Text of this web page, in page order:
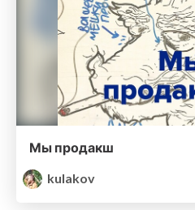
Мы продакш
kulakov